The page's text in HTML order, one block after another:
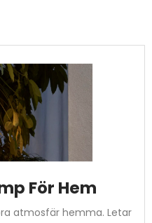
För Hem
atmosfär hemma. Letar